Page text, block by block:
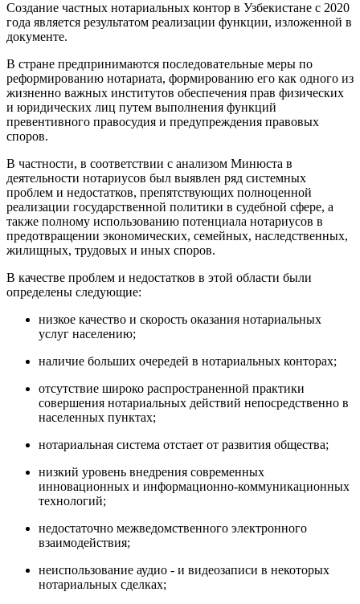
Создание частных нотариальных контор в Узбекистане с 2020
года является результатом реализации функции, изложенной в
документе.
В стране предпринимаются последовательные меры по
реформированию нотариата, формированию его как одного из
жизненно важных институтов обеспечения прав физических
и юридических лиц путем выполнения функций
превентивного правосудия и предупреждения правовых
споров.
В частности, в соответствии с анализом Минюста в
деятельности нотариусов был выявлен ряд системных
проблем и недостатков, препятствующих полноценной
реализации государственной политики в судебной сфере, а
также полному использованию потенциала нотариусов в
предотвращении экономических, семейных, наследственных,
жилищных, трудовых и иных споров.
В качестве проблем и недостатков в этой области были
определены следующие:
низкое качество и скорость оказания нотариальных
услуг населению;
наличие больших очередей в нотариальных конторах;
отсутствие широко распространенной практики
совершения нотариальных действий непосредственно в
населенных пунктах;
нотариальная система отстает от развития общества;
низкий уровень внедрения современных
инновационных и информационно-коммуникационных
технологий;
недостаточно межведомственного электронного
взаимодействия;
неиспользование аудио - и видеозаписи в некоторых
нотариальных сделках;